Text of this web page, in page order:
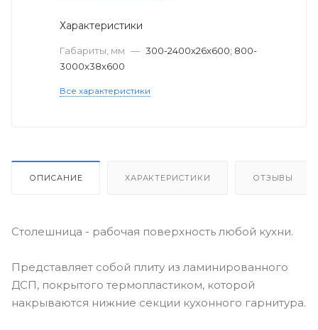
Характеристики
Габариты, мм — 300-2400х26х600; 800-
3000х38х600
Все характеристики
ОПИСАНИЕ ХАРАКТЕРИСТИКИ ОТЗЫВЫ
Столешница - рабочая поверхность любой кухни.
Представляет собой плиту из ламинированного
ДСП, покрытого термопластиком, которой
накрываются нижние секции кухонного гарнитура.